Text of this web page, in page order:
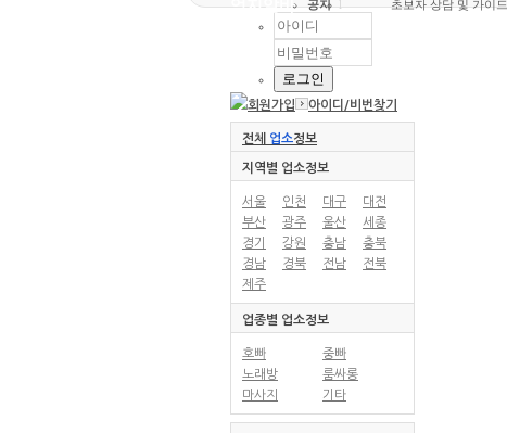
엄지알바 공지 l 초보자 상담 및 가이드
회원가입 아이디/비번찾기
전체 업소정보
지역별 업소정보
서울 인천 대구
대전
부산
광주 울산
세종
경기
강원 충남
충북
경남
경북 전남
전북
제주
업종별 업소정보
호빠
중빠
노래방
룸싸롱
마사지
기타